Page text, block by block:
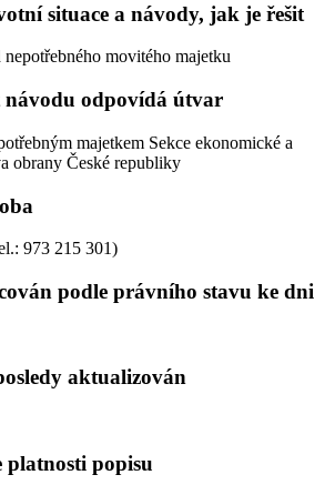
situace a návody, jak je řešit
movitého majetku
návodu odpovídá útvar
majetkem Sekce ekonomické a
obrany České republiky
973 215 301)
podle právního stavu ke dni
aktualizován
platnosti popisu